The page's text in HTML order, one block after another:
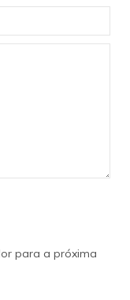
para a próxima